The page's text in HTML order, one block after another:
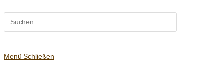
Suche
Website
durchsuchen
Menü Schließen